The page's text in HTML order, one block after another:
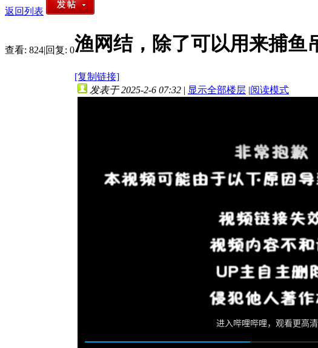
返回列表
查看: 824|回复: 0渔网结，除了可以用来捕鱼
[复制链接]
发表于 2025-2-6 07:32 | 显示全部楼层 |阅读模式